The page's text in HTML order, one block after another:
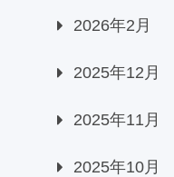
2026年2月
2025年12月
2025年11月
2025年10月